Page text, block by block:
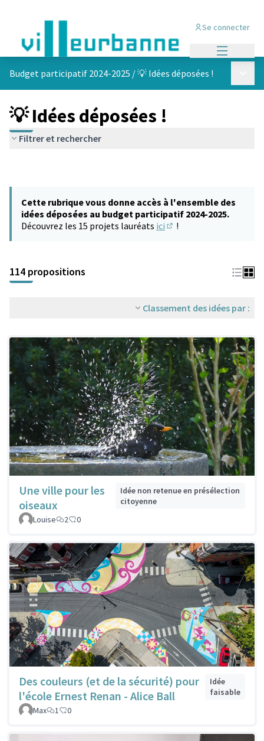
Se connecter
Budget participatif 2024-2025 /💡 Idées déposées !
💡 Idées déposées !
Filtrer et rechercher
Cette rubrique vous donne accès à l'ensemble des
idées déposées au budget participatif 2024-2025.
Découvrez les 15 projets lauréats ici !
114 propositions
Classement des idées par :
Une ville pour les
oiseaux
Idée non retenue en présélection
citoyenne
Louise
2 0
Des couleurs (et de la sécurité) pour
l'école Ernest Renan - Alice Ball
Idée
faisable
Max
1 0